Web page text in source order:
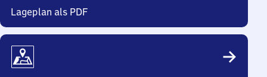
Lageplan als PDF